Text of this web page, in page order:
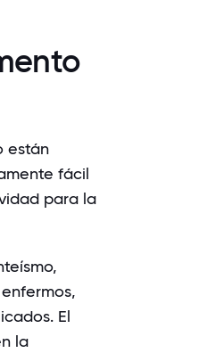
están
fácil
para la
El
la